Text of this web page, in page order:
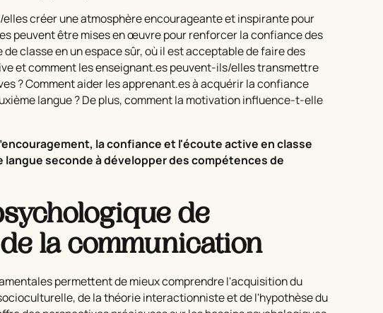
créer une atmosphère encourageante et inspirante pour
peuvent être mises en œuvre pour renforcer la confiance des
classe en un espace sûr, où il est acceptable de faire des
et comment les enseignant.es peuvent-ils/elles transmettre
? Comment aider les apprenant.es à acquérir la confiance
langue ? De plus, comment la motivation influence-t-elle
la confiance et l'écoute active en classe
seconde à développer des compétences de
de
la communication
permettent de mieux comprendre l'acquisition du
de la théorie interactionniste et de l'hypothèse du